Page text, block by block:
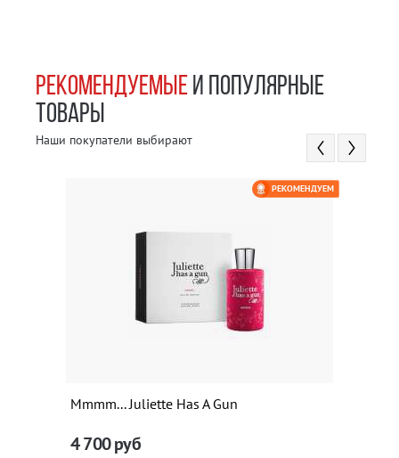
РЕКОМЕНДУЕМЫЕИ ПОПУЛЯРНЫЕ
ТОВАРЫ
Наши покупатели выбирают
Mmmm... Juliette Has A Gun
4 700руб
РЕКОМЕНДУЕМ